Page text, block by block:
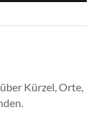
Kürzel, Orte,